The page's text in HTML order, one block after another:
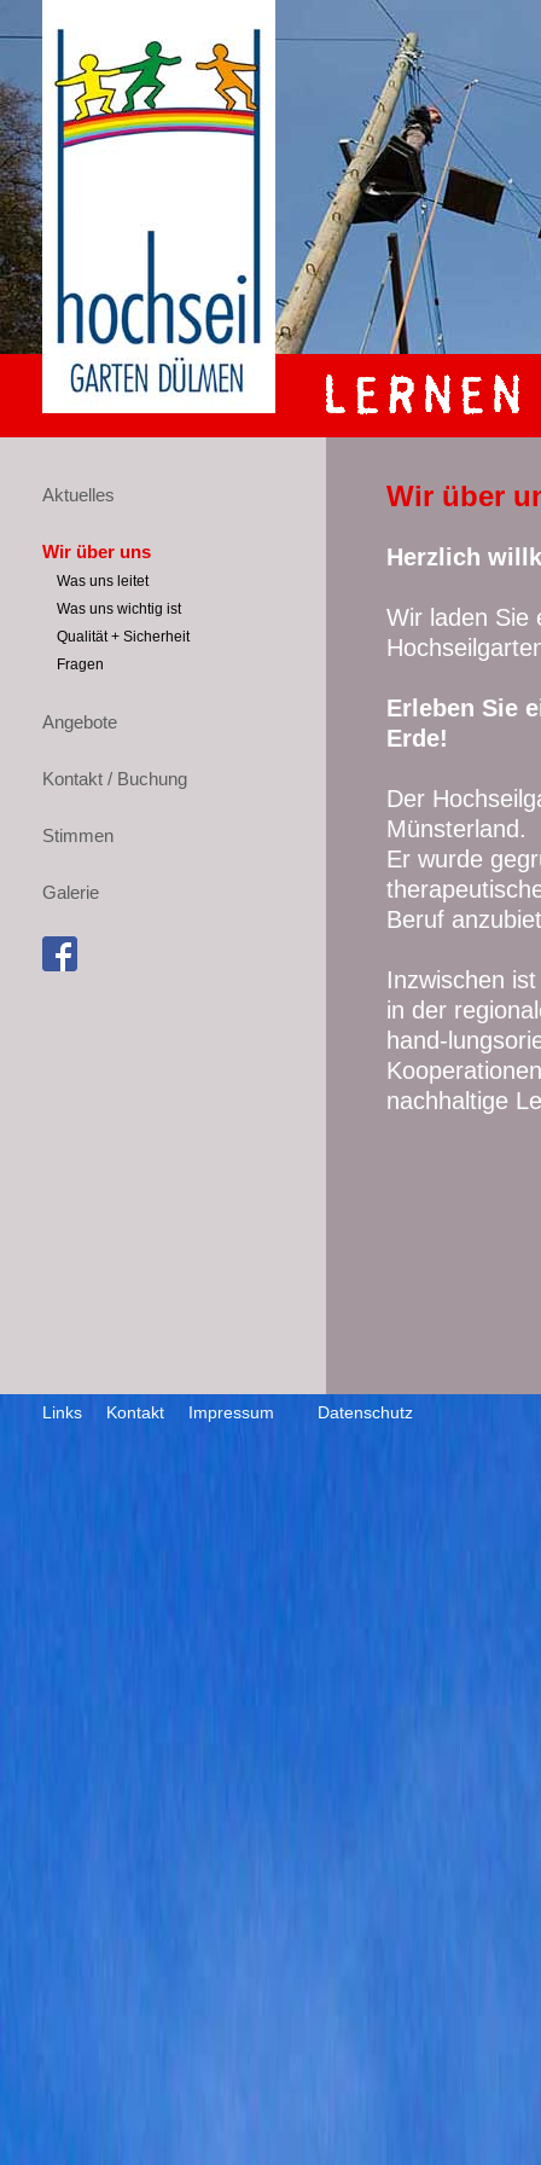
Aktuelles
Wir über uns
Was uns leitet
Was uns wichtig ist
Qualität + Sicherheit
Fragen
Angebote
Kontakt / Buchung
Stimmen
Galerie
Wir über
Herzlich
Wir laden Sie
Erleben Sie
Erde!
Der
Münsterland.
Er wurde
Beruf
Inzwischen
in der
hand-
nachhaltige
Links Kontakt Impressum Datenschutz